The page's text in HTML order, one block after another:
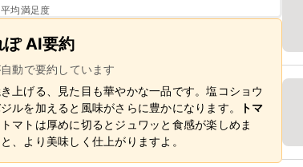
均満足度
ぽ AI要約
動で要約しています
上げる、見た目も華やかな一品です。塩コショウ
ルを加えると風味がさらに豊かになります。
トマ
マトは厚めに切るとジュワッと食感が楽しめま
、より美味しく仕上がりますよ。